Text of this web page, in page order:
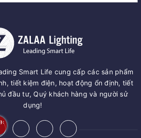
Smart Life cung cấp các sản phẩm
tiết kiệm điện, hoạt động ổn định, tiết
đầu tư, Quý khách hàng và người sử
dụng!